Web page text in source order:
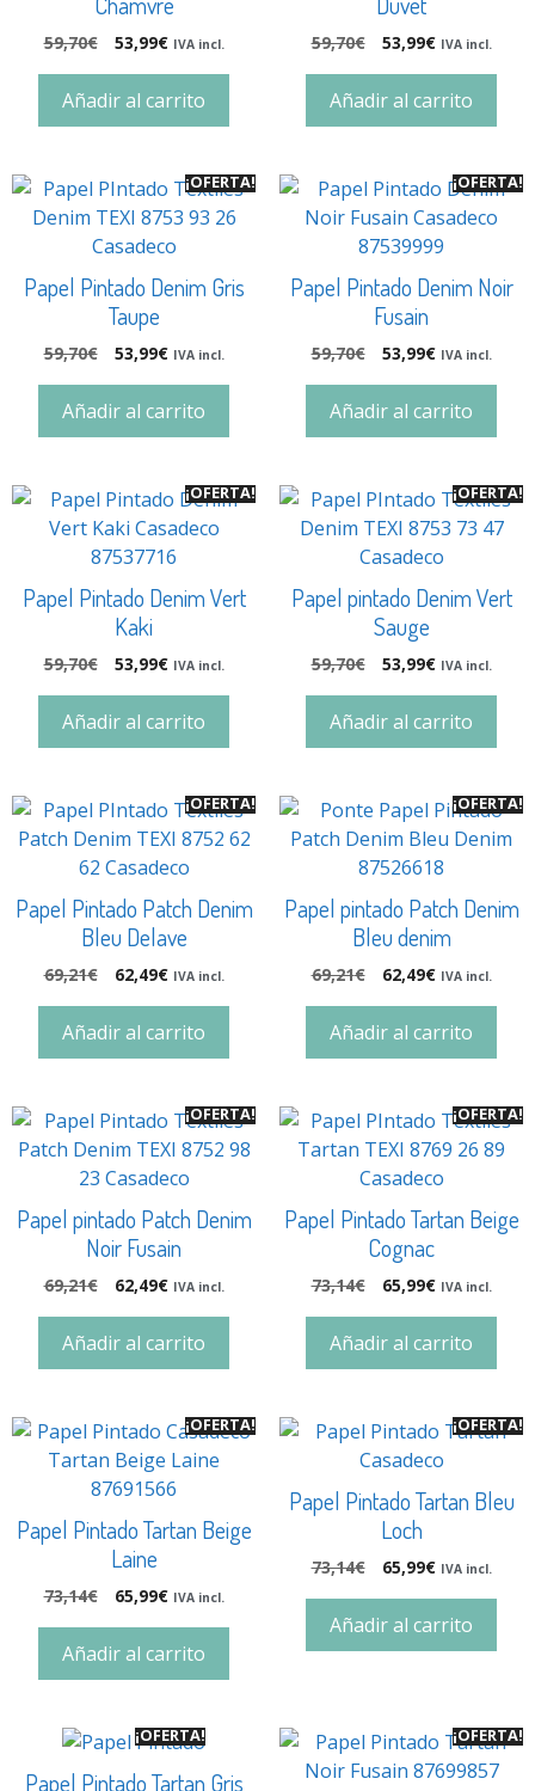
59,70€ 53,99€ IVA incl.
Añadir al carrito
59,70€ 53,99€ IVA incl.
Añadir al carrito
¡OFERTA!
Papel Pintado Denim Gris
Taupe
59,70€ 53,99€ IVA incl.
Añadir al carrito
¡OFERTA!
Papel Pintado Denim Noir
Fusain
59,70€ 53,99€ IVA incl.
Añadir al carrito
¡OFERTA!
Papel Pintado Denim Vert
Kaki
59,70€ 53,99€ IVA incl.
Añadir al carrito
¡OFERTA!
Papel pintado Denim Vert
Sauge
59,70€ 53,99€ IVA incl.
Añadir al carrito
¡OFERTA!
Papel Pintado Patch Denim
Bleu Delave
69,21€ 62,49€ IVA incl.
Añadir al carrito
¡OFERTA!
Papel pintado Patch Denim
Bleu denim
69,21€ 62,49€ IVA incl.
Añadir al carrito
¡OFERTA!
Papel pintado Patch Denim
Noir Fusain
69,21€ 62,49€ IVA incl.
Añadir al carrito
¡OFERTA!
Papel Pintado Tartan Beige
Cognac
73,14€ 65,99€ IVA incl.
Añadir al carrito
¡OFERTA!
Papel Pintado Tartan Beige
Laine
73,14€ 65,99€ IVA incl.
Añadir al carrito
¡OFERTA!
Papel Pintado Tartan Bleu
Loch
73,14€ 65,99€ IVA incl.
Añadir al carrito
¡OFERTA!
Papel Pintado Tartan Gris
¡OFERTA!